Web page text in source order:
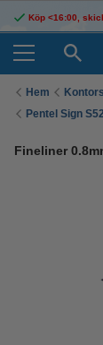
Köp <16:00,
Hem
Pentel Sign
Fineliner